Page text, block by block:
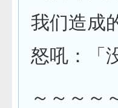
我们造成
怒吼：「
～～～～